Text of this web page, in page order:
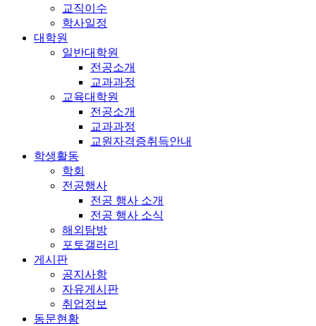
교직이수
학사일정
대학원
일반대학원
전공소개
교과과정
교육대학원
전공소개
교과과정
교원자격증취득안내
학생활동
학회
전공행사
전공 행사 소개
전공 행사 소식
해외탐방
포토갤러리
게시판
공지사항
자유게시판
취업정보
동문현황